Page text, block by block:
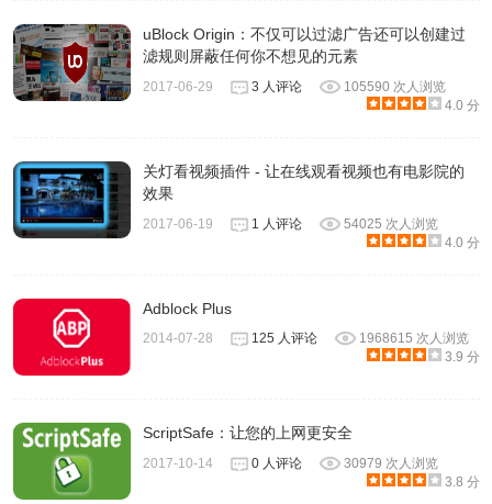
uBlock Origin：不仅可以过滤广告还可以创建过
滤规则屏蔽任何你不想见的元素
2017-06-29 3 人评论
105590 次人浏览
4.0 分
关灯看视频插件 - 让在线观看视频也有电影院的
效果
2017-06-19 1 人评论
54025 次人浏览
4.0 分
Adblock Plus
2014-07-28 125 人评论
1968615 次人浏览
3.9 分
ScriptSafe：让您的上网更安全
2017-10-14 0 人评论
30979 次人浏览
3.8 分